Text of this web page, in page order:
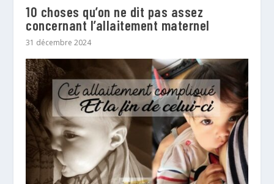
10 choses qu’on ne dit pas assez
concernant l’allaitement maternel
31 décembre 2024